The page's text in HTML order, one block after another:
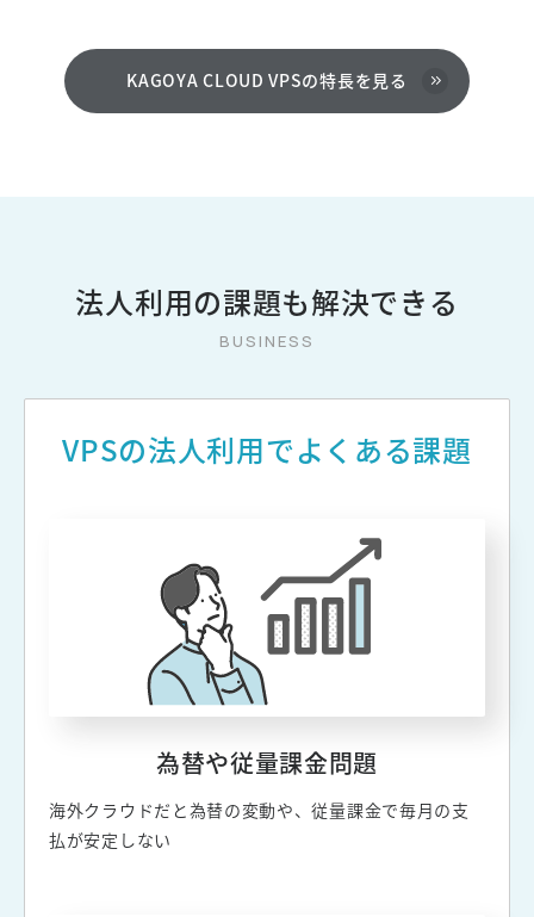
KAGOYA CLOUD VPSの特長を見る
法人利用の課題も解決できる
VPSの法人利用でよくある課題
為替や従量課金問題
海外クラウドだと為替の変動や、従量課金で毎月の支
払が安定しない